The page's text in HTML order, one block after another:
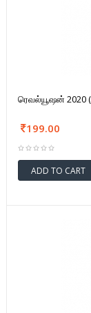
ரெவல்யூஷன் 2020
199.00
ADD TO CART